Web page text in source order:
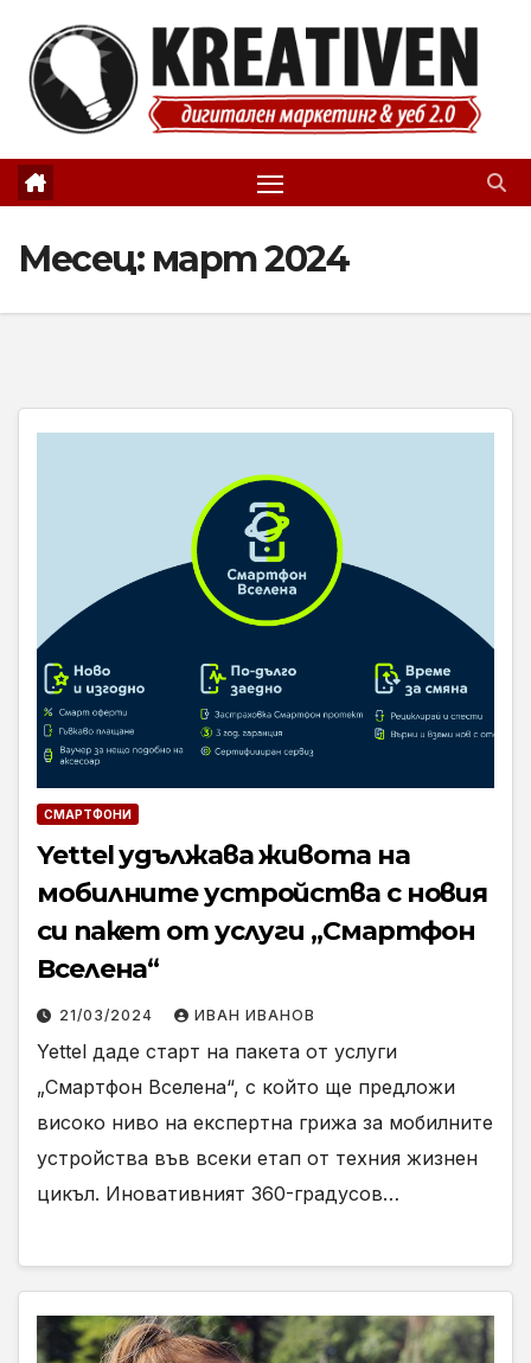
content
Месец: март 2024
СМАРТФОНИ
Yettel удължава живота на
мобилните устройства с новия
си пакет от услуги „Смартфон
Вселена“
21/03/2024 ИВАН ИВАНОВ
Yettel даде старт на пакета от услуги
„Смартфон Вселена“, с който ще предложи
високо ниво на експертна грижа за мобилните
устройства във всеки етап от техния жизнен
цикъл. Иновативният 360-градусов…